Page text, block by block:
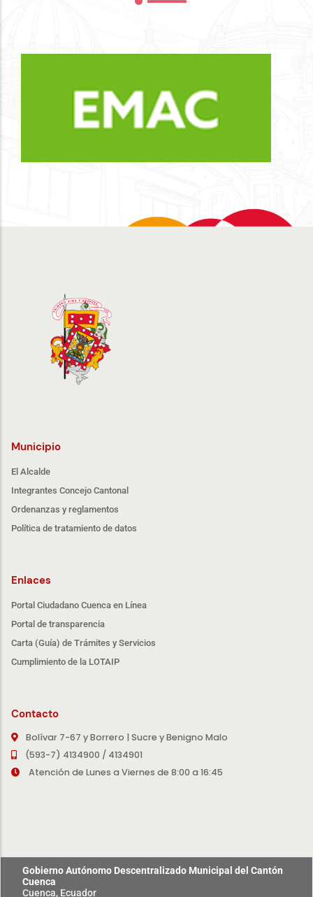
Municipio
El Alcalde
Integrantes Concejo Cantonal
Ordenanzas y reglamentos
Política de tratamiento de datos
Enlaces
Portal Ciudadano Cuenca en Línea
Portal de transparencia
Carta (Guía) de Trámites y Servicios
Cumplimiento de la LOTAIP
Contacto
Bolívar 7-67 y Borrero | Sucre y Benigno Malo
(593-7) 4134900 / 4134901
Atención de Lunes a Viernes de 8:00 a 16:45
Gobierno Autónomo Descentralizado Municipal del Cantón
Cuenca
Cuenca, Ecuador